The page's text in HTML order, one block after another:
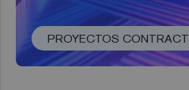
PROYECTOS CONTRACT